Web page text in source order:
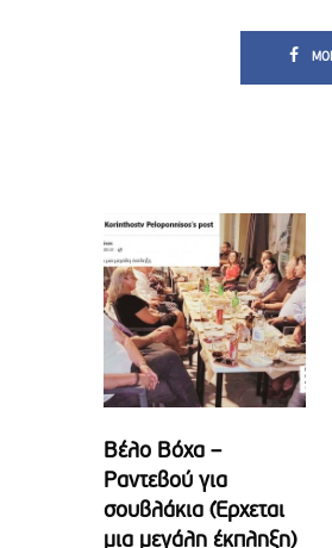
Βέλο Βόχα –
Ραντεβού για
σουβλάκια (Έρχεται
μια μεγάλη έκπληξη)